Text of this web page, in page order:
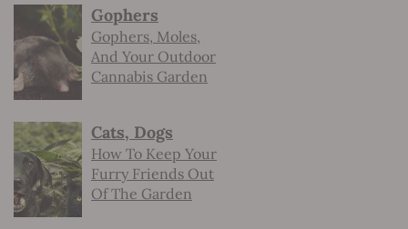
Gophers
Gophers, Moles,
And Your Outdoor
Cannabis Garden
Cats, Dogs
How To Keep Your
Furry Friends Out
Of The Garden